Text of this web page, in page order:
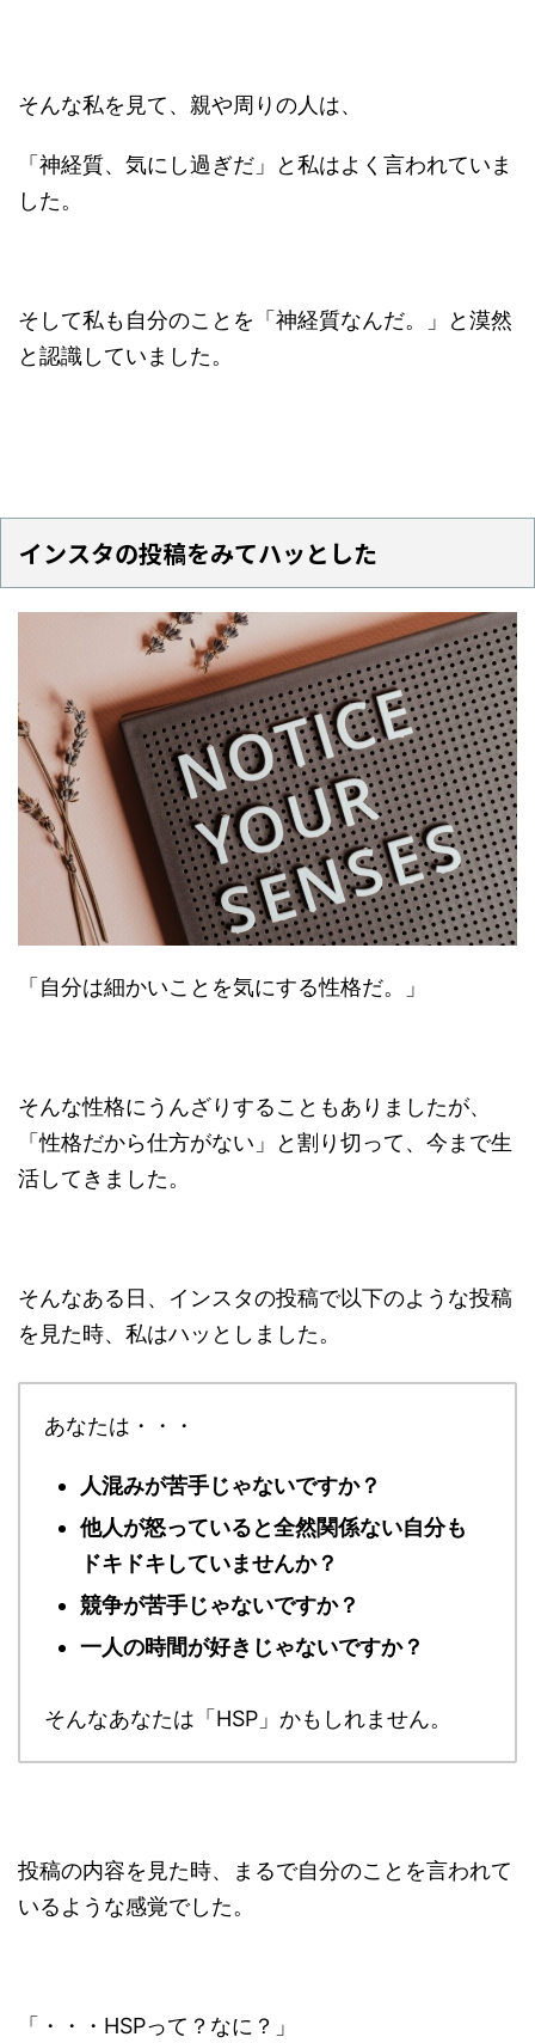
そんな私を見て、親や周りの人は、
「神経質、気にし過ぎだ」と私はよく言われていま
した。
そして私も自分のことを「神経質なんだ。」と漠然
と認識していました。
インスタの投稿をみてハッとした
「自分は細かいことを気にする性格だ。」
そんな性格にうんざりすることもありましたが、
「性格だから仕方がない」と割り切って、今まで生
活してきました。
そんなある日、インスタの投稿で以下のような投稿
を見た時、私はハッとしました。
あなたは・・・
人混みが苦手じゃないですか？
他人が怒っていると全然関係ない自分も
ドキドキしていませんか？
競争が苦手じゃないですか？
一人の時間が好きじゃないですか？
そんなあなたは「HSP」かもしれません。
投稿の内容を見た時、まるで自分のことを言われて
いるような感覚でした。
「・・・HSPって？なに？」